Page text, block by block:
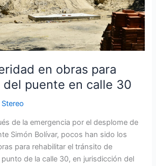
en obras para
puente en calle 30
de la emergencia por el desplome de
Simón Bolívar, pocos han sido los
para rehabilitar el tránsito de
de la calle 30, en jurisdicción del